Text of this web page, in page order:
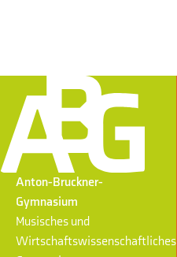
Anton-Bruckner-
Gymnasium
Musisches und
Wirtschaftswissenschaftliches